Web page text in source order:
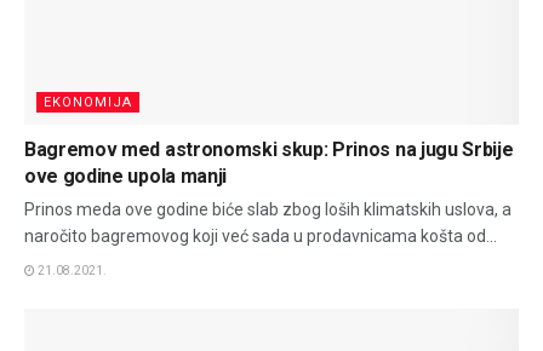
EKONOMIJA
Bagremov med astronomski skup: Prinos na jugu Srbije
ove godine upola manji
Prinos meda ove godine biće slab zbog loših klimatskih uslova, a
naročito bagremovog koji već sada u prodavnicama košta od...
21.08.2021.